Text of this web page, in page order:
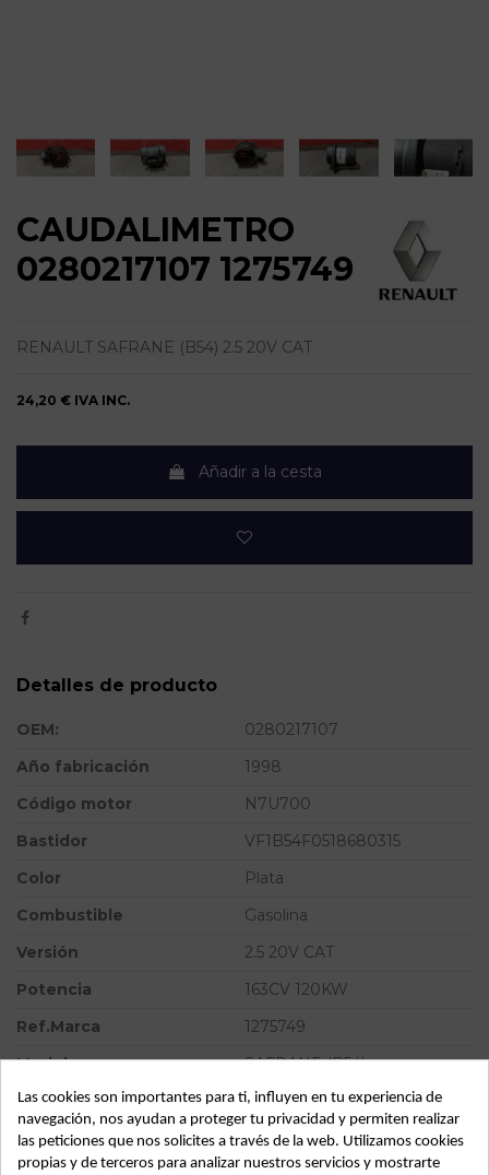
CAUDALIMETRO
0280217107 1275749
RENAULT SAFRANE (B54) 2.5 20V CAT
24,20 € IVA INC.
Añadir a la cesta
Detalles de producto
OEM:
0280217107
Año fabricación
1998
Código motor
N7U700
Bastidor
VF1B54F0518680315
Color
Plata
Combustible
Gasolina
Versión
2.5 20V CAT
Potencia
163CV 120KW
Ref.Marca
1275749
Modelo
SAFRANE (B54)
Tipo vehículo
Turismo
Almacén
49349
Las cookies son importantes para ti, influyen en tu experiencia de
navegación, nos ayudan a proteger tu privacidad y permiten realizar
las peticiones que nos solicites a través de la web. Utilizamos cookies
propias y de terceros para analizar nuestros servicios y mostrarte